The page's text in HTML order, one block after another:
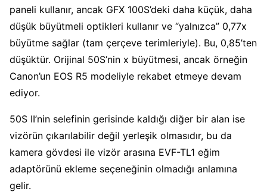
paneli kullanır, ancak GFX 100S’deki daha küçük, daha
düşük büyütmeli optikleri kullanır ve “yalnızca” 0,77x
büyütme sağlar (tam çerçeve terimleriyle). Bu, 0,85’ten
düşüktür. Orijinal 50S’nin x büyütmesi, ancak örneğin
Canon’un EOS R5 modeliyle rekabet etmeye devam
ediyor.
50S II’nin selefinin gerisinde kaldığı diğer bir alan ise
vizörün çıkarılabilir değil yerleşik olmasıdır, bu da
kamera gövdesi ile vizör arasına EVF-TL1 eğim
adaptörünü ekleme seçeneğinin olmadığı anlamına
gelir.